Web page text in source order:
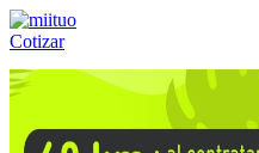
Cotizar
Llámanos al:(55) 84-21-05-00 ó